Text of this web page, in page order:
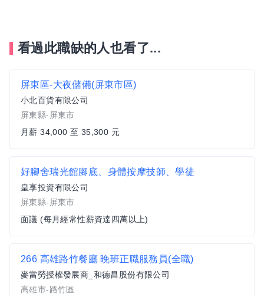
看過此職缺的人也看了...
屏東區-大夜儲備(屏東市區)
小北百貨有限公司
屏東縣-屏東市
月薪 34,000 至 35,300 元
好腳舍瑞光館腳底、身體按摩技師、學徒
皇享投資有限公司
屏東縣-屏東市
面議 (每月經常性薪資達四萬以上)
266 高雄路竹餐廳 晚班正職服務員(全職)
麥當勞授權發展商_和德昌股份有限公司
高雄市-路竹區